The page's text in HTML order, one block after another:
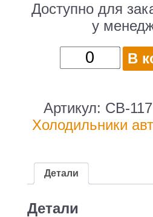
Доступно для
у
Количество
товара
Starwind
CB-
48Вт
(плохая
упаковка)
В
Артикул: CB-117
Холодильники
Детали
Детали